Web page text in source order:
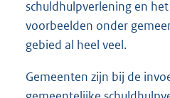
schuldhulpverlening en
voorbeelden onder
gebied al heel veel.
Gemeenten zijn bij de